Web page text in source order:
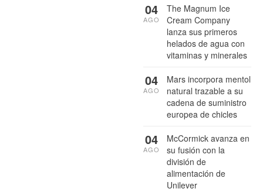
The Magnum Ice
Cream Company
lanza sus primeros
helados de agua con
vitaminas y minerales
04
AGO
Mars incorpora mentol
natural trazable a su
cadena de suministro
europea de chicles
04
AGO
McCormick avanza en
su fusión con la
división de
alimentación de
Unilever
04
AGO